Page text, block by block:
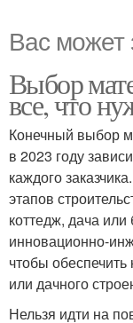
Вас может
Выбор
все, что
Конечный выбор
в 2023 году
каждого
этапов
коттедж, дача
инновационно-
чтобы
или дачного
Нельзя идти на